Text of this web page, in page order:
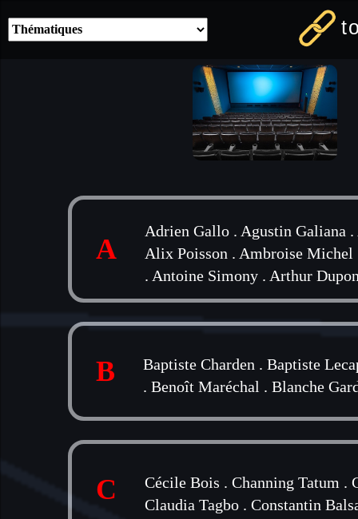
A
Adrien Gallo . Agustin Galiana .
Alix Poisson . Ambroise Michel
. Antoine Simony . Arthur
B Baptiste Charden . Baptiste
. Benoît Maréchal . Blanche
C Cécile Bois . Channing Tatum .
Claudia Tagbo . Constantin